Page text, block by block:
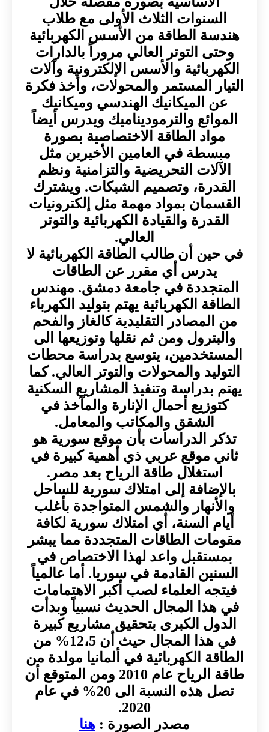
السنوات الثلاث الأولى مع طلاب
هندسة الطاقة من الأسس الكهربائية
وحتى التوتر العالي مروراً بالدارات
الكهربائية والأسس الإلكترونية وآلات
التيار المستمر والمحولات، وأخذ فكرة
عن الميكانيك الهندسي وميكانيك
الموائع والترموديناميك ويدرس أيضاً
مواد الطاقة الاختصاصية بصورة
مبسطة في العامين الأخيرين مثل
الآلات التحريضية والتزامنية ونظم
القدرة، وتصميم الشبكات. ويشترك
القسمان بمواد مهمة مثل إلكترونيات
القدرة والقيادة الكهربائية والتوتر
العالي.
في حين أن طالب الطاقة الكهربائية لا
يدرس أي مقرر عن الطاقات
المتجددة في جامعة دمشق. مهندس
الطاقة الكهربائية يهتم بتوليد الكهرباء
من المصادر التقليدية كالغاز والفحم
والبترول ومن ثم نقلها وتوزيعها الى
المستخدمين، يتوسع بدراسة محطات
التوليد والمحولات والتوتر العالي. كما
يهتم بدراسة وتنفيذ المشاريع السكنية
كتوزيع أحمال الإنارة والمآخذ في
الشقق والمكاتب والمعامل.
تذكر الدراسات بأن موقع سورية هو
ثاني موقع عربي ذي أهمية كبيرة في
استغلال طاقة الرياح بعد مصر.
بالإضافة إلى امتلاك سورية للساحل
والأنهار والشمس المتواجدة بأغلب
أيام السنة، أي امتلاك سورية لكافة
مقومات الطاقات المتجددة مما يبشر
بمستقبل واعد لهذا الاختصاص في
السنين القادمة في سوريا. أما عالمياً
فيتجه العلماء لصب أكبر الاهتمامات
في هذا المجال الحديث نسبياً وبدأت
الدول الكبرى بتحقيق مشاريع كبيرة
في هذا المجال حيث أن 12،5% من
الطاقة الكهربائية في ألمانيا مولدة من
طاقة الرياح عام 2010 ومن المتوقع أن
تصل هذه النسبة الى 20% في عام
2020.
مصدر الصورة : هنا